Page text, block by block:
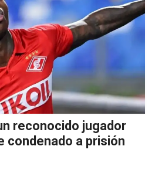
reconocido jugador
condenado a prisión